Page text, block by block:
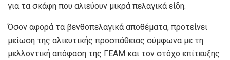
για τα σκάφη που αλιεύουν μικρά πελαγικά είδη.
Όσον αφορά τα βενθοπελαγικά αποθέματα, προτείνει
μείωση της αλιευτικής προσπάθειας σύμφωνα με τη
μελλοντική απόφαση της ΓΕΑΜ και τον στόχο επίτευξης